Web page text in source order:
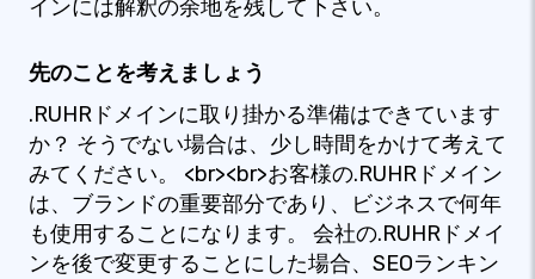
インには解釈の余地を残して下さい。
先のことを考えましょう
.RUHRドメインに取り掛かる準備はできています
か？ そうでない場合は、少し時間をかけて考えて
みてください。 <br><br>お客様の.RUHRドメイン
は、ブランドの重要部分であり、ビジネスで何年
も使用することになります。 会社の.RUHRドメイ
ンを後で変更することにした場合、SEOランキン